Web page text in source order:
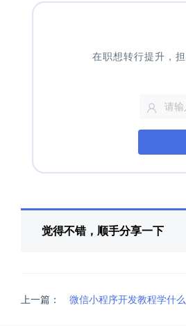
在职想转行提升，
觉得不错，顺手分享一下
上一篇： 微信小程序开发教程学什么